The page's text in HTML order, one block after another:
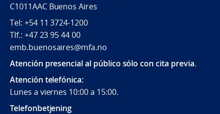
C1011AAC Buenos Aires
Tel: +54 11 3724-1200
Tlf.: +47 23 95 44 00
emb.buenosaires@mfa.no
Atención presencial al público sólo con cita previa.
Atención telefónica:
Lunes a viernes 10:00 a 15:00.
Telefonbetjening